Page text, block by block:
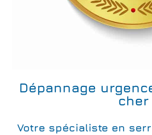
Dépannage
cher
Votre spécialiste en